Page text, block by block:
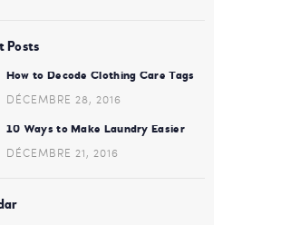
Posts
How to Decode Clothing Care Tags
DÉCEMBRE 28, 2016
10 Ways to Make Laundry Easier
DÉCEMBRE 21, 2016